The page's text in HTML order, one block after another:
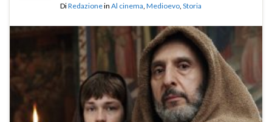
DiRedazionein Al cinema Medioevo Storia